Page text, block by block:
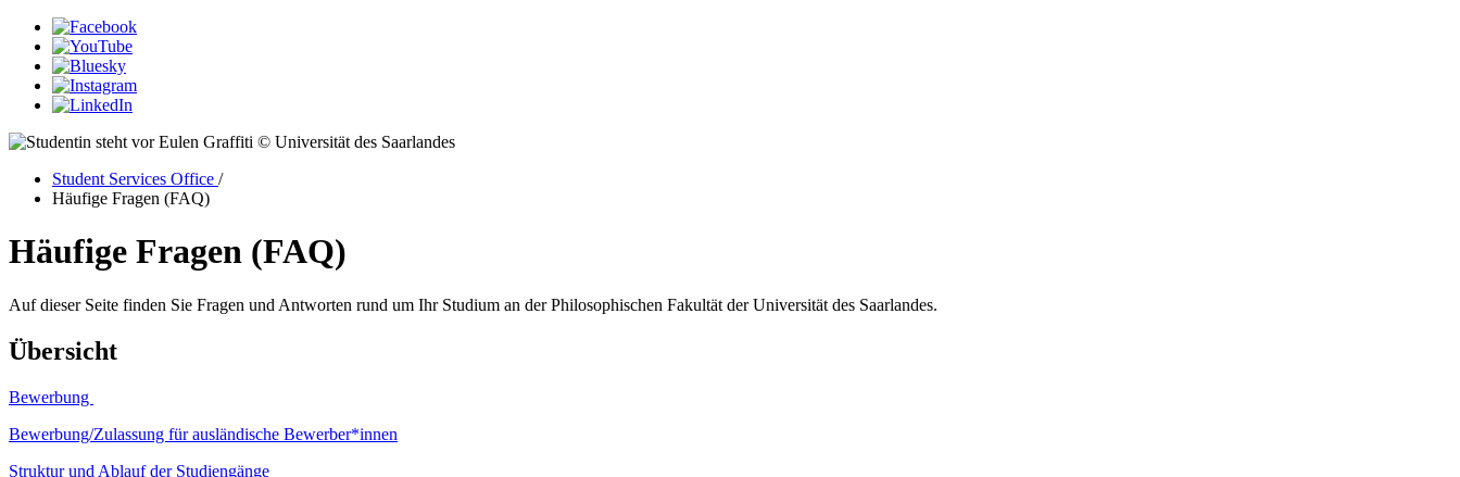
© Universität des Saarlandes
Student Services Office /
Häufige Fragen (FAQ)
Häufige Fragen (FAQ)
Auf dieser Seite finden Sie Fragen und Antworten rund um Ihr Studium an der Philosophischen Fakultät der Universität des Saarlandes.
Übersicht
Bewerbung
Bewerbung/Zulassung für ausländische Bewerber*innen
Struktur und Ablauf der Studiengänge